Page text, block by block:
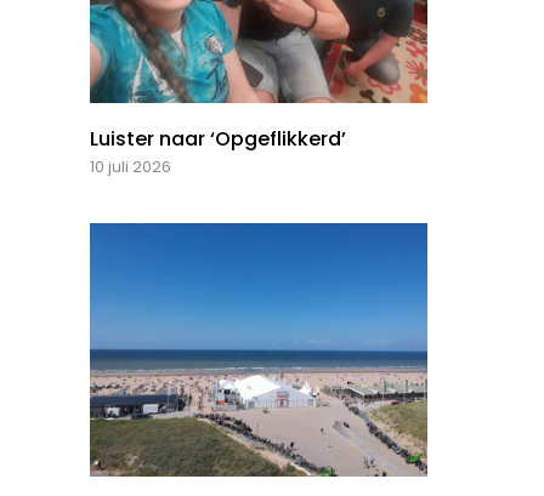
Luister naar ‘Opgeflikkerd’
10 juli 2026